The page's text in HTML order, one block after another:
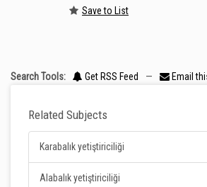
Save to List
Search Tools: Get RSS Feed — Email
Related Subjects
Karabalık yetiştiriciliği
Alabalık yetiştiriciliği